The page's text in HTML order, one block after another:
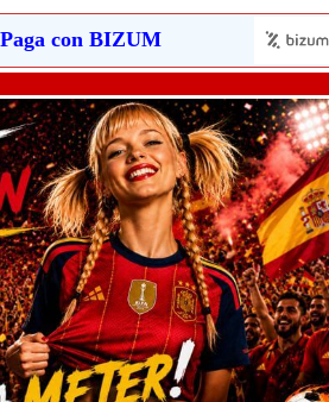
Paga con BIZUM